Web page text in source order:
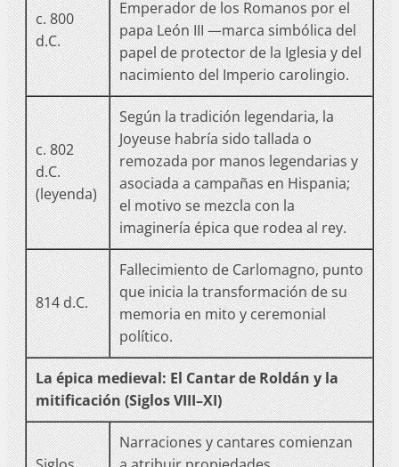
c. 800
d.C.
Emperador de los Romanos por el
papa León III —marca simbólica del
papel de protector de la Iglesia y del
nacimiento del Imperio carolingio.
c. 802
d.C.
(leyenda)
Según la tradición legendaria, la
Joyeuse habría sido tallada o
remozada por manos legendarias y
asociada a campañas en Hispania;
el motivo se mezcla con la
imaginería épica que rodea al rey.
814 d.C.
Fallecimiento de Carlomagno, punto
que inicia la transformación de su
memoria en mito y ceremonial
político.
La épica medieval: El Cantar de Roldán y la
mitificación (Siglos VIII–XI)
Narraciones y cantares comienzan